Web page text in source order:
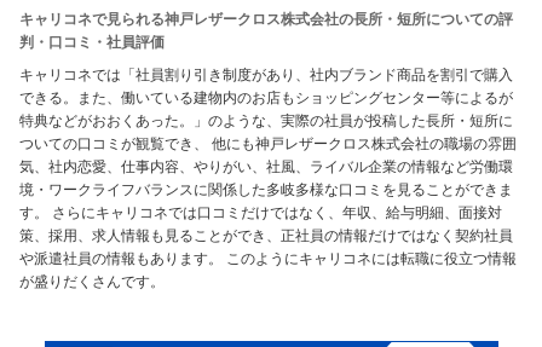
キャリコネで見られる神戸レザークロス株式会社の長所・短所についての評
判・口コミ・社員評価
キャリコネでは「社員割り引き制度があり、社内ブランド商品を割引で購入
できる。また、働いている建物内のお店もショッピングセンター等によるが
特典などがおおくあった。」のような、実際の社員が投稿した長所・短所に
ついての口コミが観覧でき、 他にも神戸レザークロス株式会社の職場の雰囲
気、社内恋愛、仕事内容、やりがい、社風、ライバル企業の情報など労働環
境・ワークライフバランスに関係した多岐多様な口コミを見ることができま
す。 さらにキャリコネでは口コミだけではなく、年収、給与明細、面接対
策、採用、求人情報も見ることができ、正社員の情報だけではなく契約社員
や派遣社員の情報もあります。 このようにキャリコネには転職に役立つ情報
が盛りだくさんです。